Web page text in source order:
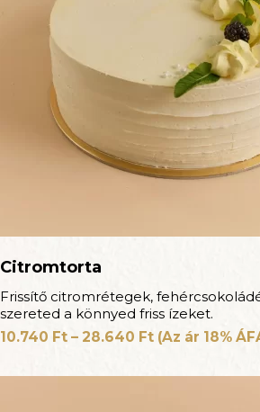
Citromtorta
Frissítő citromrétegek,
szereted a könnyed friss ízeket.
10.740 Ft – 28.640 Ft (Az ár 18%